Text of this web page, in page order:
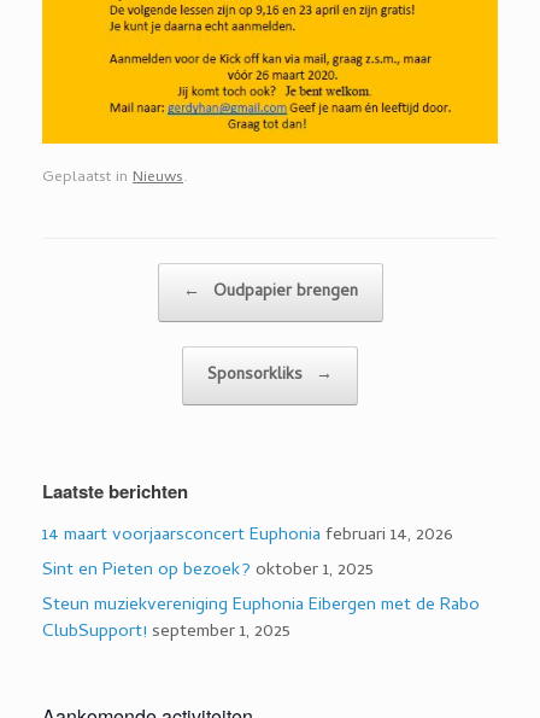
Geplaatst in Nieuws.
← Oudpapier brengen
Sponsorkliks →
Laatste berichten
14 maart voorjaarsconcert Euphonia februari 14, 2026
Sint en Pieten op bezoek? oktober 1, 2025
Steun muziekvereniging Euphonia Eibergen met de Rabo
ClubSupport! september 1, 2025